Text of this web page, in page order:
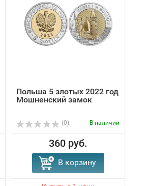
Польша 5 злотых 2022 год
Мошненский замок
(0) В наличии
360 руб.
В корзину